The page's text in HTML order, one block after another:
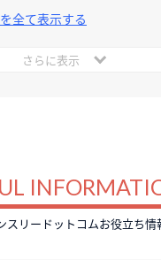
全て表示する
さらに表示
スリードットコムお役立ち情